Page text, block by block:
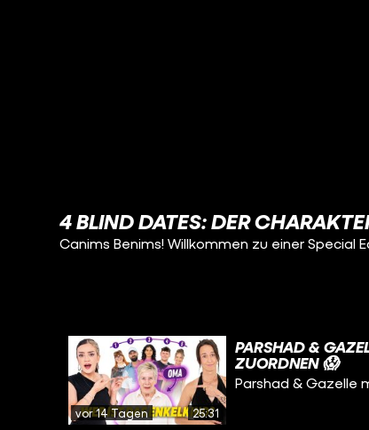
4 BLIND DATES: DER
vor 14 Tagen 25:31
PARSHAD &
ZUORDNEN 😱
Parshad & Gazelle